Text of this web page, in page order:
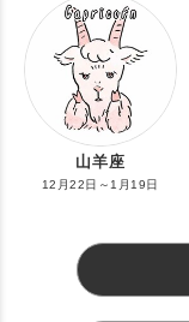
山羊座
12月22日～1月19日